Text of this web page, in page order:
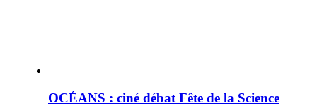
OCÉANS : ciné débat Fête de la Science